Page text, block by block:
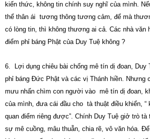
kiến thức, không tin chính suy nghĩ của mình.
thể thân ái tương thông tương cảm, để mà
có lòng tin, thì không thương ai cả. Các nhà văn
điểm phỉ báng Phật của Duy Tuệ không ?
6. Lợi dụng chiêu bài chống mê tín dị đoan, Duy
phỉ báng Đức Phật và các vị Thánh hiền. Nhưng
mưu nhấn chìm con người vào mê tín dị đoan,
của mình, đưa cái đầu cho tà thuật điều khiển, “
quan điểm riêng được”. Chính Duy Tuệ giở trò tà
sự mê cuồng, mâu thuẫn, chia rẽ, vô văn hóa.